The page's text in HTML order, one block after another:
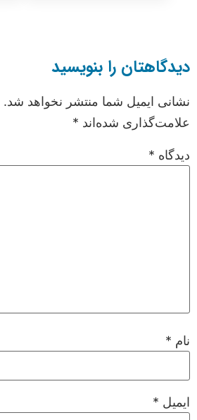
دیدگاهتان را بنویسید
نشانی ایمیل شما منتشر نخواهد شد.
علامت‌گذاری شده‌اند *
دیدگاه *
نام *
ایمیل *